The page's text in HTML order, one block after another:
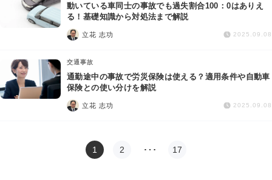
動いている車同士の事故でも過失割合100：0はありえ
る！基礎知識から対処法まで解説
立花 志功 2025.09.08
交通事故
通勤途中の事故で労災保険は使える？適用条件や自動車
保険との使い分けを解説
立花 志功 2025.09.08
1 2 … 17